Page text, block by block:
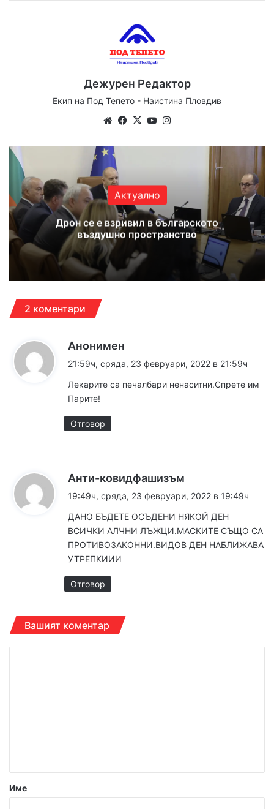
Дежурен Редактор
Екип на Под Тепето - Наистина Пловдив
We
te
Fa
bo
X
Yo
ub ra
Актуално
Дрон се е взривил в българското
въздушно пространство
2 коментари
Анонимен
а
21:59ч, сряда, 23 февруари, 2022 в 21:59ч
Лекарите са печалбари ненаситни.Спрете им
Парите!
Отговор
Анти-ковидфашизъм
а
:
19:49ч, сряда, 23 февруари, 2022 в 19:49ч
ДАНО БЪДЕТЕ ОСЪДЕНИ НЯКОЙ ДЕН
ВСИЧКИ АЛЧНИ ЛЪЖЦИ.МАСКИТЕ СЪЩО СА
ПРОТИВОЗАКОННИ.ВИДОВ ДЕН НАБЛИЖАВА
УТРЕПКИИИ
Отговор
Вашият коментар
р
Име